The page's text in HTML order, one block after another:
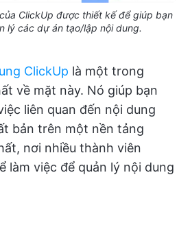
ClickUp được thiết kế để giúp bạn
lý các dự án tạo/lập nội dung.
ClickUp là một trong
về mặt này. Nó giúp bạn
liên quan đến nội dung
bản trên một nền tảng
nơi nhiều thành viên
làm việc để quản lý nội dung